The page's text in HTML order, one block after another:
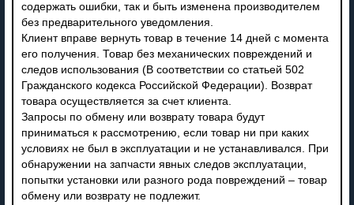
содержать ошибки, так и быть изменена производителем
без предварительного уведомления.
Клиент вправе вернуть товар в течение 14 дней с момента
его получения. Товар без механических повреждений и
следов использования (В соответствии со статьей 502
Гражданского кодекса Российской Федерации). Возврат
товара осуществляется за счет клиента.
Запросы по обмену или возврату товара будут
приниматься к рассмотрению, если товар ни при каких
условиях не был в эксплуатации и не устанавливался. При
обнаружении на запчасти явных следов эксплуатации,
попытки установки или разного рода повреждений – товар
обмену или возврату не подлежит.